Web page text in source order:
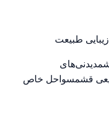
دیدنی‌های
قشمسواحل خاص